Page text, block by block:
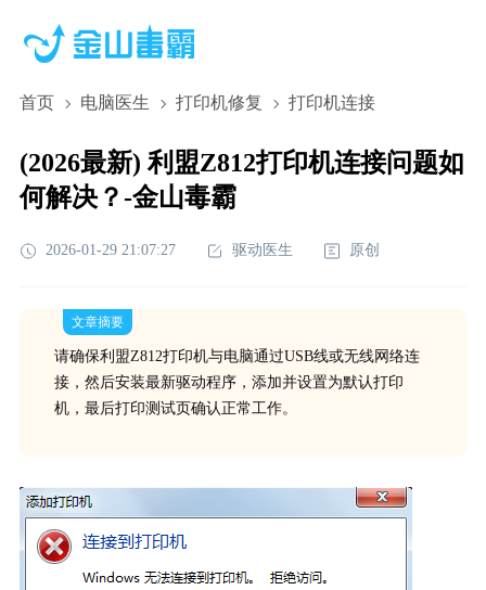
首页 电脑医生 打印机修复 打印机连接
(2026最新) 利盟Z812打印机连接问题如
何解决？-金山毒霸
2026-01-29 21:07:27 驱动医生 原创
文章摘要
请确保利盟Z812打印机与电脑通过USB线或无线网络连
接，然后安装最新驱动程序，添加并设置为默认打印
机，最后打印测试页确认正常工作。